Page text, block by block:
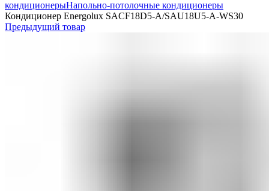
кондиционерыНапольно-потолочные кондиционеры
Кондиционер Energolux SACF18D5-A/SAU18U5-A-WS30
Предыдущий товар